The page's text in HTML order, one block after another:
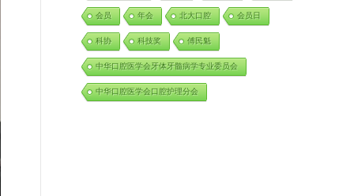
会员 年会 北大口腔 会员日
科协 科技奖 傅民魁
中华口腔医学会牙体牙髓病学专业委员会
中华口腔医学会口腔护理分会